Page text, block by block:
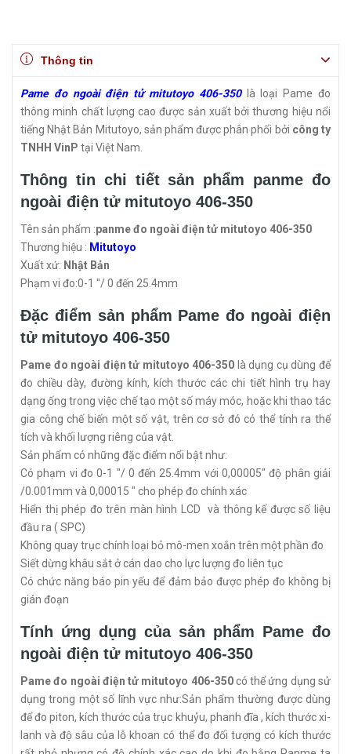
Thông tin
Pame đo ngoài điện tử mitutoyo 406-350là loại Pame đo
thông minh chất lượng cao được sản xuất bởi thương hiệu nổi
tiếng Nhật Bản Mitutoyo, sản phẩm được phân phối bởi công ty
TNHH VinP tại Việt Nam.
Thông tin chi tiết sản phẩm panme đo
ngoài điện tử mitutoyo 406-350
Tên sản phẩm :panme đo ngoài điện tử mitutoyo 406-350
Thương hiệu : Mitutoyo
Xuất xứ: Nhật Bản
Phạm vi đo:0-1 "/ 0 đến 25.4mm
Đặc điểm sản phẩm Pame đo ngoài điện
tử mitutoyo 406-350
Pame đo ngoài điện tử mitutoyo 406-350 là dụng cụ dùng để
đo chiều dày, đường kính, kích thước các chi tiết hình trụ hay
dạng ống trong việc chế tạo một số máy móc, hoặc khi thao tác
gia công chế biến một số vật, trên cơ sở đó có thể tính ra thể
tích và khối lượng riêng của vật.
Sản phẩm có những đặc điểm nổi bật như:
Có phạm vi đo 0-1 "/ 0 đến 25.4mm với 0,00005" độ phân giải
/0.001mm và 0,00015 " cho phép đo chính xác
Hiển thị phép đo trên màn hình LCD và thông kế được số liệu
đầu ra ( SPC)
Không quay trục chính loại bỏ mô-men xoắn trên một phần đo
Siết dừng khâu sắt ở cán dao cho lực lượng đo liên tục
Có chức năng báo pin yếu để đảm bảo được phép đo không bị
gián đoạn
Tính ứng dụng của sản phẩm Pame đo
ngoài điện tử mitutoyo 406-350
Pame đo ngoài điện tử mitutoyo 406-350có thể ứng dụng sử
dụng trong một số lĩnh vực như:Sản phẩm thường được dùng
để đo piton, kích thước của trục khuỷu, phanh đĩa , kích thước xi-
lanh và độ sâu của lỗ khoan có thể đo đối tượng có kích thước